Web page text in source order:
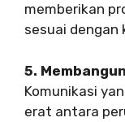
memberikan
sesuai dengan
5.
Komunikasi
erat antara